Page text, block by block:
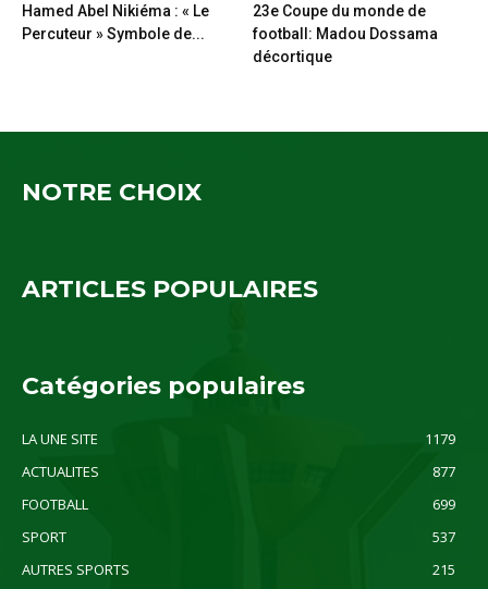
Hamed Abel Nikiéma : « Le
Percuteur » Symbole de...
23e Coupe du monde de
football: Madou Dossama
décortique
NOTRE CHOIX
ARTICLES POPULAIRES
Catégories populaires
LA UNE SITE
1179
ACTUALITES
877
FOOTBALL
699
SPORT
537
AUTRES SPORTS
215